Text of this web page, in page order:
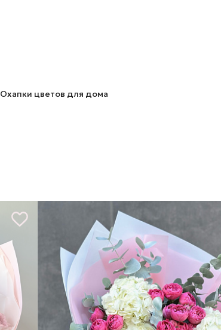
Охапки цветов для дома